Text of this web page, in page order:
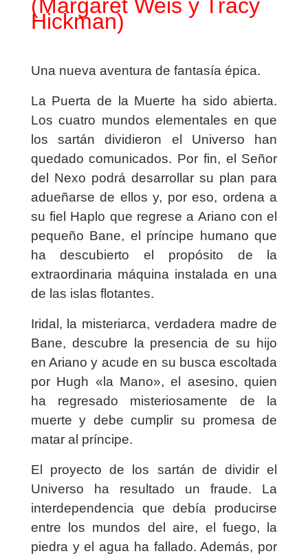
(Margaret Weis y Tracy
Hickman)
Una nueva aventura de fantasía épica.
La Puerta de la Muerte ha sido abierta.
Los cuatro mundos elementales en que
los sartán dividieron el Universo han
quedado comunicados. Por fin, el Señor
del Nexo podrá desarrollar su plan para
adueñarse de ellos y, por eso, ordena a
su fiel Haplo que regrese a Ariano con el
pequeño Bane, el príncipe humano que
ha descubierto el propósito de la
extraordinaria máquina instalada en una
de las islas flotantes.
Iridal, la misteriarca, verdadera madre de
Bane, descubre la presencia de su hijo
en Ariano y acude en su busca escoltada
por Hugh «la Mano», el asesino, quien
ha regresado misteriosamente de la
muerte y debe cumplir su promesa de
matar al príncipe.
El proyecto de los sartán de dividir el
Universo ha resultado un fraude. La
interdependencia que debía producirse
entre los mundos del aire, el fuego, la
piedra y el agua ha fallado. Además, por